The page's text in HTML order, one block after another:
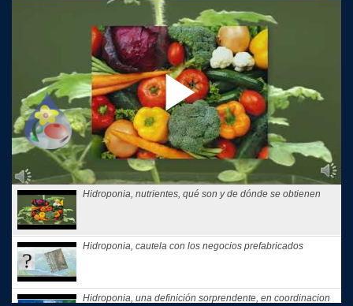
Hidroponia, nutrientes, qué son y de dónde se obtienen
Hidroponia, cautela con los negocios prefabricados
Hidroponia, una definición sorprendente, en coordinacion